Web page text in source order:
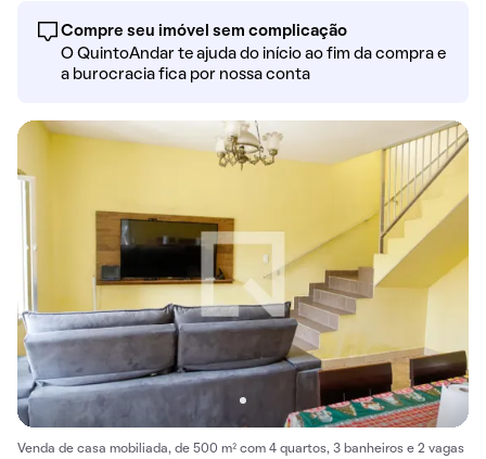
Compre seu imóvel sem complicação
O QuintoAndar te ajuda do início ao fim da compra e
a burocracia fica por nossa conta
Venda de casa mobiliada, de 500 m² com 4 quartos, 3 banheiros e 2 vagas